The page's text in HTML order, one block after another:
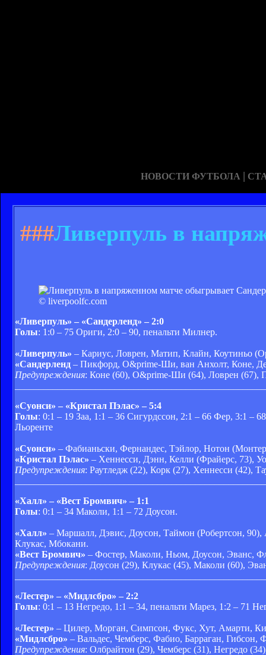
НОВОСТИ ФУТБОЛА |
###Ливерпуль в
© liverpoolfc.com
«Ливерпуль» – «Сандерленд» – 2:0
Голы: 1:0 – 75 Ориги, 2:0 – 90, пенальти Милнер.
«Ливерпуль» – Кариус, Ловрен, Матип, Клайн, Коутиньо
«Сандерленд – Пикфорд, О&prime-Ши, ван Анхолт, Коне,
Предупреждения: Коне (60), О&prime-Ши (64), Ловрен (67),
«Суонси» – «Кристал Пэлас» – 5:4
Голы: 0:1 – 19 Заа, 1:1 – 36 Сигурдссон, 2:1 – 66 Фер, 3:1 –
Льоренте
«Суонси» – Фабианьски, Фернандес, Тэйлор, Нотон
«Кристал Пэлас» – Хеннесси, Дэнн, Келли (Фрайерс, 73),
Предупреждения: Раутледж (22), Корк (27), Хеннесси (42),
«Халл» – «Вест Бромвич» – 1:1
Голы: 0:1 – 34 Маколи, 1:1 – 72 Доусон.
«Халл» – Маршалл, Дэвис, Доусон, Таймон (Робертсон,
Клукас, Мбокани.
«Вест Бромвич» – Фостер, Маколи, Ньом, Доусон, Эванс,
Предупреждения: Доусон (29), Клукас (45), Маколи (60),
«Лестер» – «Мидлсбро» – 2:2
Голы: 0:1 – 13 Негредо, 1:1 – 34, пенальти Марез, 1:2 – 71
«Лестер» – Цилер, Морган, Симпсон, Фукс, Хут, Амарти,
«Мидлсбро» – Вальдес, Чемберс, Фабио, Барраган,
Предупреждения: Олбрайтон (29), Чемберс (31), Негредо